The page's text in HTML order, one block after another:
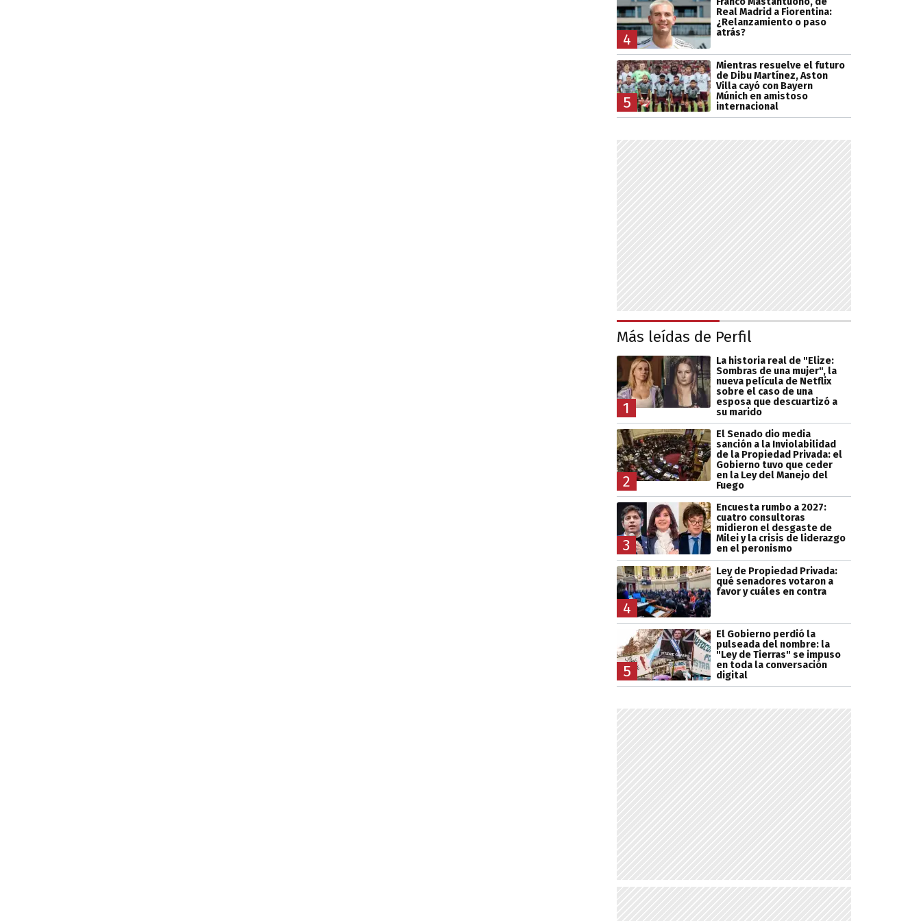
4
Real Madrid a Fiorentina:
¿Relanzamiento o paso
atrás?
5
Mientras resuelve el futuro
de Dibu Martínez, Aston
Villa cayó con Bayern
Múnich en amistoso
internacional
Más leídas de Perfil
1
La historia real de "Elize:
Sombras de una mujer", la
nueva película de Netflix
sobre el caso de una
esposa que descuartizó a
su marido
2
El Senado dio media
sanción a la Inviolabilidad
de la Propiedad Privada: el
Gobierno tuvo que ceder
en la Ley del Manejo del
Fuego
3
Encuesta rumbo a 2027:
cuatro consultoras
midieron el desgaste de
Milei y la crisis de liderazgo
en el peronismo
4
Ley de Propiedad Privada:
qué senadores votaron a
favor y cuáles en contra
5
El Gobierno perdió la
pulseada del nombre: la
"Ley de Tierras" se impuso
en toda la conversación
digital